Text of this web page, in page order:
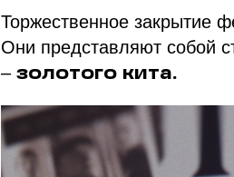
Торжественное закрытие
Они представляют собой
– золотого кита.